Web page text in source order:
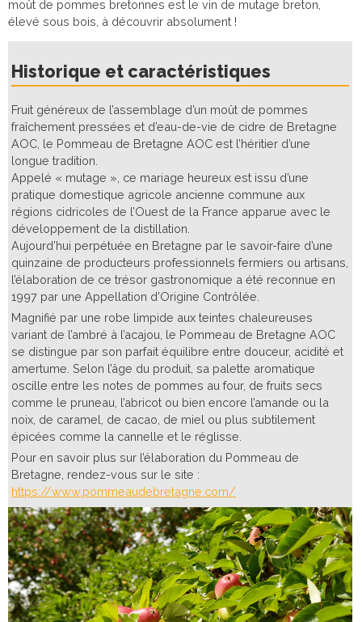
moût de pommes bretonnes est le vin de mutage breton,
élevé sous bois, à découvrir absolument !
Historique et caractéristiques
Fruit généreux de l’assemblage d’un moût de pommes
fraîchement pressées et d’eau-de-vie de cidre de Bretagne
AOC, le Pommeau de Bretagne AOC est l’héritier d’une
longue tradition.
Appelé « mutage », ce mariage heureux est issu d’une
pratique domestique agricole ancienne commune aux
régions cidricoles de l’Ouest de la France apparue avec le
développement de la distillation.
Aujourd’hui perpétuée en Bretagne par le savoir-faire d’une
quinzaine de producteurs professionnels fermiers ou artisans,
l’élaboration de ce trésor gastronomique a été reconnue en
1997 par une Appellation d’Origine Contrôlée.
Magnifié par une robe limpide aux teintes chaleureuses
variant de l’ambré à l’acajou, le Pommeau de Bretagne AOC
se distingue par son parfait équilibre entre douceur, acidité et
amertume. Selon l’âge du produit, sa palette aromatique
oscille entre les notes de pommes au four, de fruits secs
comme le pruneau, l’abricot ou bien encore l’amande ou la
noix, de caramel, de cacao, de miel ou plus subtilement
épicées comme la cannelle et le réglisse.
Pour en savoir plus sur l’élaboration du Pommeau de
Bretagne, rendez-vous sur le site :
https://www.pommeaudebretagne.com/